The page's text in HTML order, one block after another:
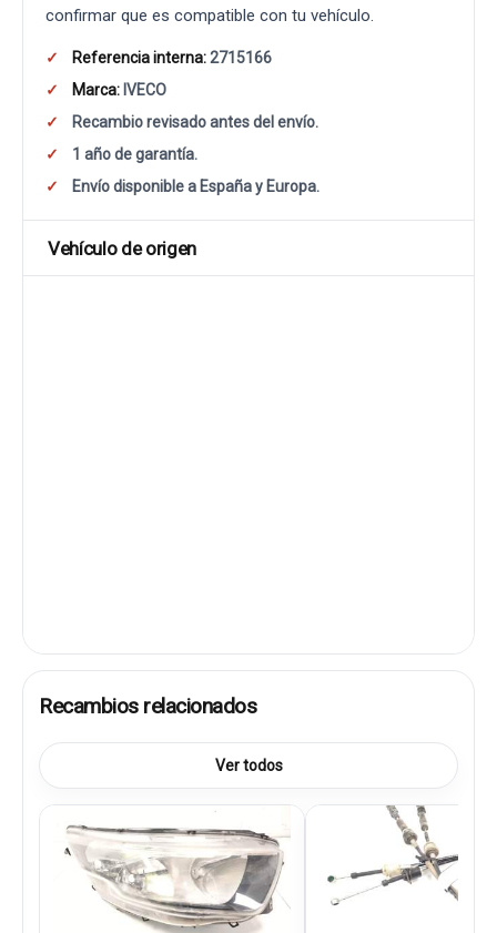
confirmar que es compatible con tu vehículo.
Referencia interna:2715166
Marca: IVECO
Recambio revisado antes del envío.
1 año de garantía.
Envío disponible a España y Europa.
Vehículo de origen
Recambios relacionados
Ver todos